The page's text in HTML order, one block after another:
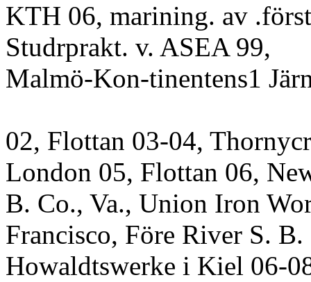
KTH 06, marining. av
Studrprakt. v. ASEA 99,
Malmö-Kon-tinentens1
02, Flottan 03-04,
London 05, Flottan 06,
B. Co., Va., Union Iron
Francisco, Före River S. B.
Howaldtswerke i Kiel 06-